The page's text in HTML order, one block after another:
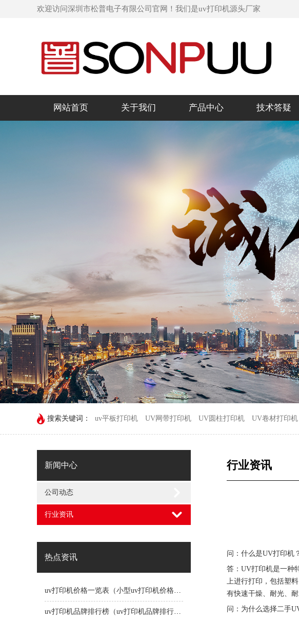
欢迎访问深圳市松普电子有限公司官网！我们是uv打印机源头厂家
网站首页 关于我们 产品中心 技术答疑
搜索关键词： uv平板打印机 UV网带打印机 UV圆柱打印机 UV卷材打印机
新闻中心
公司动态
行业资讯
热点资讯
uv打印机价格一览表（小型uv打印机价格一览表）
uv打印机品牌排行榜（uv打印机品牌排行榜前十名）
行业资讯
问：什么是UV打印机
答：UV打印机是一种
上进行打印，包括塑
有快速干燥、耐光、耐
问：为什么选择二手